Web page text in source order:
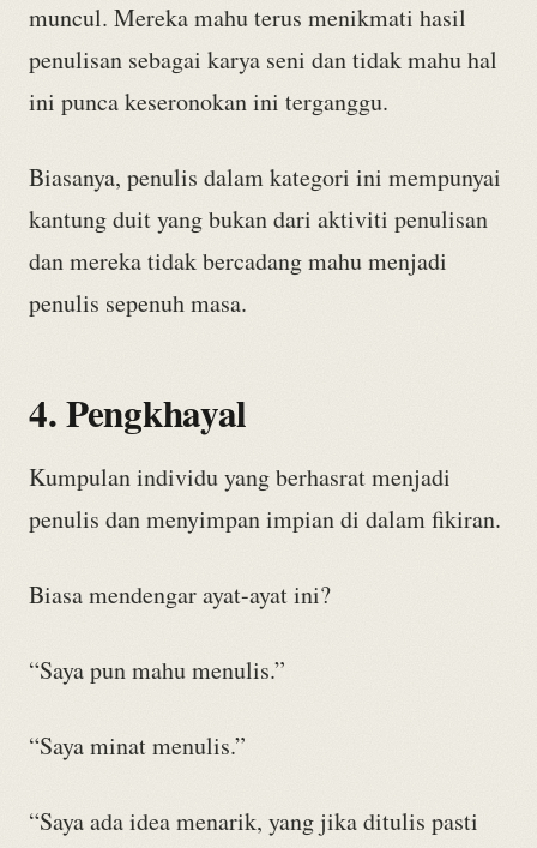
muncul. Mereka mahu terus menikmati hasil
penulisan sebagai karya seni dan tidak mahu hal
ini punca keseronokan ini terganggu.
Biasanya, penulis dalam kategori ini mempunyai
kantung duit yang bukan dari aktiviti penulisan
dan mereka tidak bercadang mahu menjadi
penulis sepenuh masa.
4. Pengkhayal
Kumpulan individu yang berhasrat menjadi
penulis dan menyimpan impian di dalam fikiran.
Biasa mendengar ayat-ayat ini?
“Saya pun mahu menulis.”
“Saya minat menulis.”
“Saya ada idea menarik, yang jika ditulis pasti